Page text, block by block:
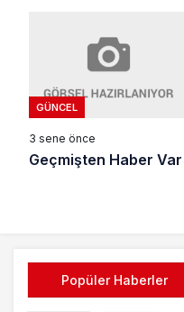
GÜNCEL
3 sene önce
Geçmişten Haber Var
Popüler Haberler